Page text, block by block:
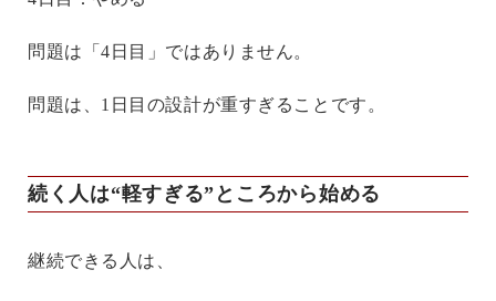
問題は「4日目」ではありません。
問題は、1日目の設計が重すぎることです。
続く人は“軽すぎる”ところから始める
継続できる人は、